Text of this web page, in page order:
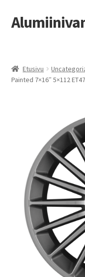
Siirry
navigointiin
Siirry
sisältöön
Kauppa
Vanteiden osto-opas
Auton renkaat
Yhteystiedot
Etusivu
Painted 7×16″ 5×112